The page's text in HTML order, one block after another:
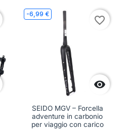
-6,99 €

favorite_border
SEIDO MGV – Forcella
adventure in carbonio
per viaggio con carico